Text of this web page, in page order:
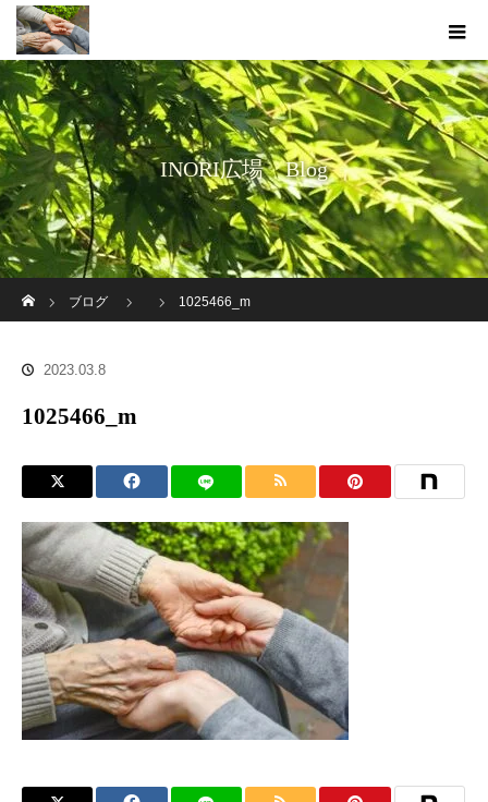
INORI広場 Blog
ブログ
1025466_m
2023.03.8
1025466_m